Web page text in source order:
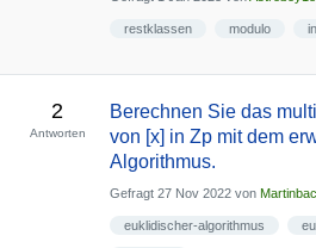
restklassen modulo
2
Antworten
Berechnen Sie das
von [x] in Zp mit dem
Algorithmus.
Gefragt 27 Nov 2022 von
euklidischer-algorithmus